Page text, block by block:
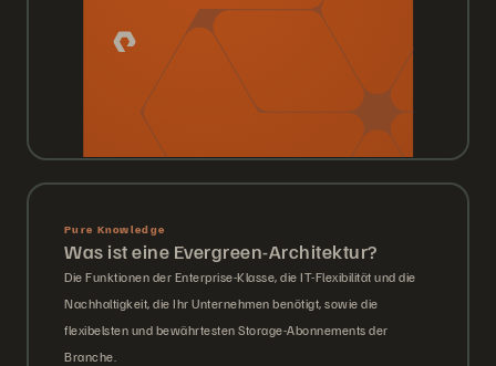
Pure Knowledge
Was ist eine Evergreen-Architektur?
Die Funktionen der Enterprise-Klasse, die IT-Flexibilität und die
Nachhaltigkeit, die Ihr Unternehmen benötigt, sowie die
flexibelsten und bewährtesten Storage-Abonnements der
Branche.